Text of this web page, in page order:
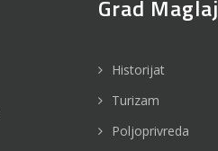
Grad Maglaj
Historijat
Turizam
Poljoprivreda